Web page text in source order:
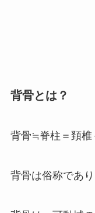
背骨とは？
背骨≒脊柱＝頚椎
背骨は俗称であ